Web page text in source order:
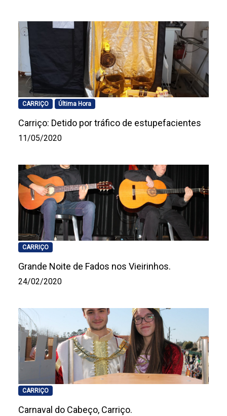
CARRIÇO Última Hora
Carriço: Detido por tráfico de estupefacientes
11/05/2020
CARRIÇO
Grande Noite de Fados nos Vieirinhos.
24/02/2020
CARRIÇO
Carnaval do Cabeço, Carriço.